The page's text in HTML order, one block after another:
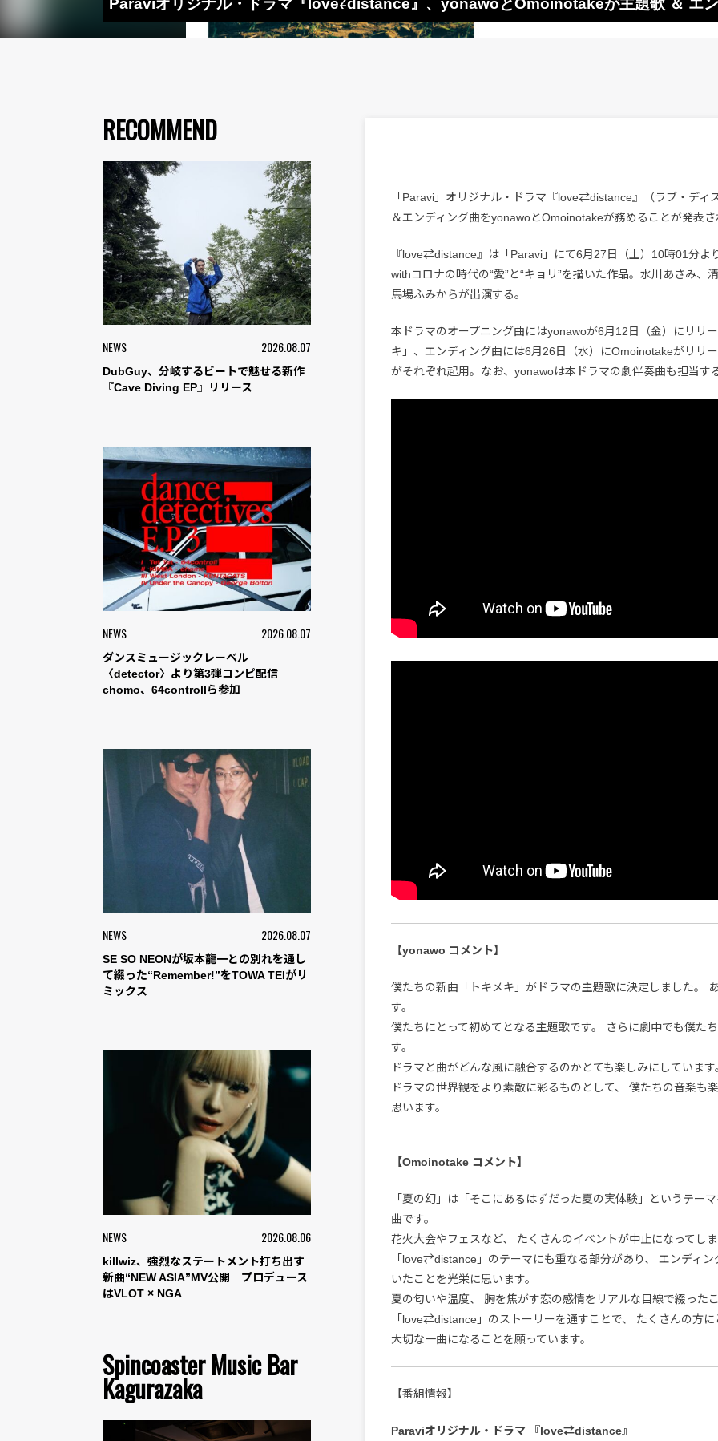
Paraviオリジナル・ドラマ『love⇄distance』、yonawoとOmoinotakeが主題歌 ＆ エ
RECOMMEND
NEWS 2026.08.07
DubGuy、分岐するビートで魅せる新作
『Cave Diving EP』リリース
NEWS 2026.08.07
ダンスミュージックレーベル
〈detector〉より第3弾コンピ配信
chomo、64controllら参加
NEWS 2026.08.07
SE SO NEONが坂本龍一との別れを通し
て綴った“Remember!”をTOWA TEIがリ
ミックス
NEWS 2026.08.06
killwiz、強烈なステートメント打ち出す
新曲“NEW ASIA”MV公開 プロデュース
はVLOT × NGA
Spincoaster Music Bar
Kagurazaka
「Paravi」オリジナル・ドラマ『love⇄distance』（ラブ・ディ
＆エンディング曲をyonawoとOmoinotakeが務めることが発表
『love⇄distance』は「Paravi」にて6月27日（土）10時01分よ
withコロナの時代の“愛”と“キョリ”を描いた作品。水川あさみ、
馬場ふみからが出演する。
本ドラマのオープニング曲にはyonawoが6月12日（金）にリリ
キ」、エンディング曲には6月26日（水）にOmoinotakeがリリ
がそれぞれ起用。なお、yonawoは本ドラマの劇伴奏曲も担当す
【yonawo コメント】
僕たちの新曲「トキメキ」がドラマの主題歌に決定しました。
す。
僕たちにとって初めてとなる主題歌です。 さらに劇中でも僕た
す。
ドラマと曲がどんな風に融合するのかとても楽しみにしています
ドラマの世界観をより素敵に彩るものとして、 僕たちの音楽も
思います。
【Omoinotake コメント】
「夏の幻」は「そこにあるはずだった夏の実体験」というテー
曲です。
花火大会やフェスなど、 たくさんのイベントが中止になってし
「love⇄distance」のテーマにも重なる部分があり、 エンディ
いたことを光栄に思います。
夏の匂いや温度、 胸を焦がす恋の感情をリアルな目線で綴った
「love⇄distance」のストーリーを通すことで、 たくさんの方に
大切な一曲になることを願っています。
【番組情報】
Paraviオリジナル・ドラマ 『love⇄distance』